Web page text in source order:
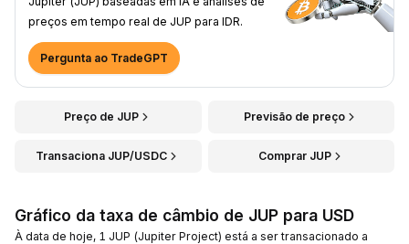
preços em tempo real de JUP para IDR.
Pergunta ao TradeGPT
Preço de JUP Previsão de preço
Transaciona JUP/USDC Comprar JUP
Gráfico da taxa de câmbio de JUP para USD
À data de hoje, 1 JUP (Jupiter Project) está a ser transacionado a